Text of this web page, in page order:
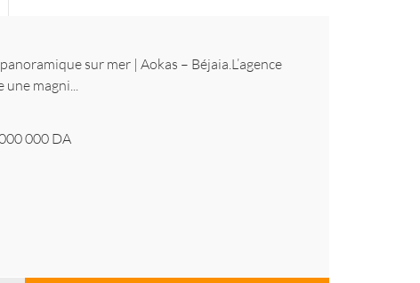
sur mer | Aokas – Béjaia.L’agence
magni...
000 DA